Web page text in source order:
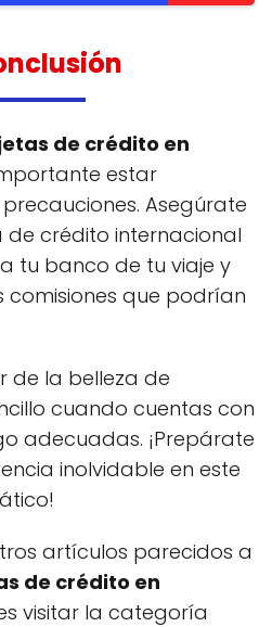
de crédito en
estar
Asegúrate
crédito internacional
tu banco de tu viaje y
comisiones que podrían
de la belleza de
cuando cuentas con
adecuadas. ¡Prepárate
inolvidable en este
artículos parecidos a
de crédito en
visitar la categoría